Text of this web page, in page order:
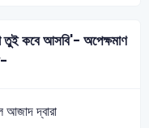
তুই কবে আসবি'- অপেক্ষমাণ
দ্বারা